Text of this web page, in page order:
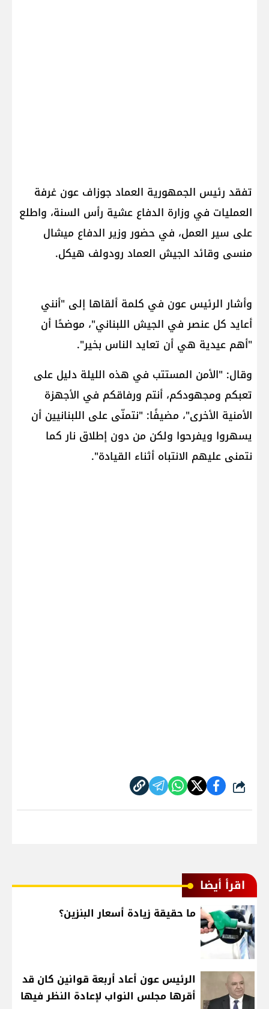
تفقد رئيس الجمهورية العماد ​جوزاف عون​ غرفة
العمليات في وزارة الدفاع عشية رأس السنة، واطلع
على سير العمل، في حضور وزير الدفاع ​ميشال
منسى​ وقائد الجيش العماد رودولف هيكل.
وأشار الرئيس عون في كلمة ألقاها إلى "أنني
أعايد كل عنصر في الجيش اللبناني"، موضحًا أن
"أهم عيدية هي أن تعايد الناس بخير".
وقال: "الأمن المستتب في هذه الليلة دليل على
تعبكم ومجهودكم، أنتم ورفاقكم في الأجهزة
الأمنية الأخرى"، مضيفًا: "نتمنّى على اللبنانيين أن
يسهروا ويفرحوا ولكن من دون إطلاق نار كما
نتمنى عليهم الانتباه أثناء القيادة".
شارك
اقرأ أيضا
ما حقيقة زيادة أسعار البنزين؟
الرئيس عون أعاد أربعة قوانين كان قد
أقرها مجلس النواب لإعادة النظر فيها